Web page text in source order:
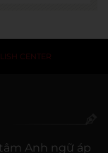
CENTER
tâm Anh ngữ áp